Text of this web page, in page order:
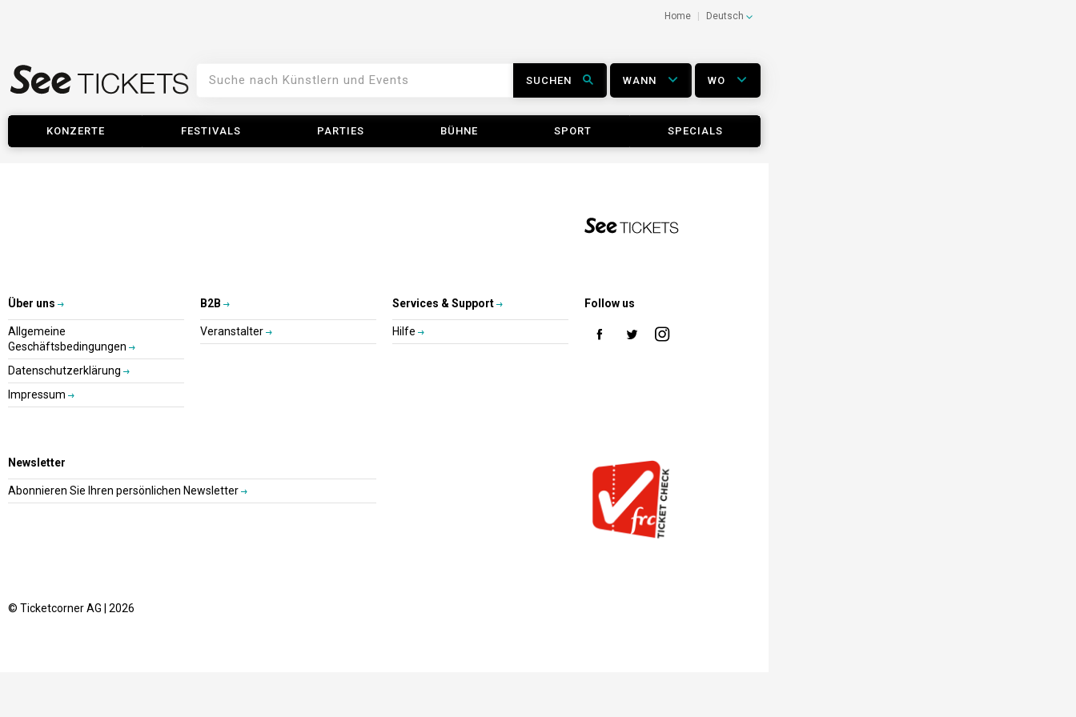
Home Deutsch
SUCHEN WANN WO
KONZERTE FESTIVALS PARTIES BÜHNE SPORT SPECIALS
Über uns
Allgemeine
Geschäftsbedingungen
Datenschutzerklärung
Impressum
B2B
Veranstalter
Services & Support
Hilfe
Follow us
Newsletter
Abonnieren Sie Ihren persönlichen Newsletter
© Ticketcorner AG | 2026